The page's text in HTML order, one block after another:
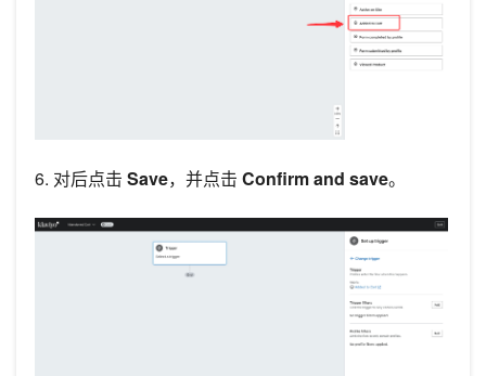
6. 对后点击 Save，并点击 Confirm and save。